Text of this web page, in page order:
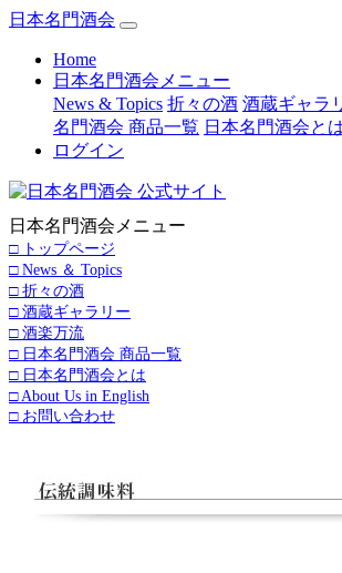
日本名門酒会
Home(current)
日本名門酒会メニュー
News & Topics 折々の酒 酒蔵ギャラ
名門酒会 商品一覧 日本名門酒会と
ログイン
日本名門酒会メニュー
□ トップページ
□ News ＆ Topics
□ 折々の酒
□ 酒蔵ギャラリー
□ 酒楽万流
□ 日本名門酒会 商品一覧
□ 日本名門酒会とは
□ About Us in English
□ お問い合わせ